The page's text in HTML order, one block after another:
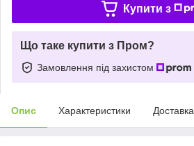
Купити з
Що таке купити з Пром?
Замовлення під захистом
Опис Характеристики Доставка